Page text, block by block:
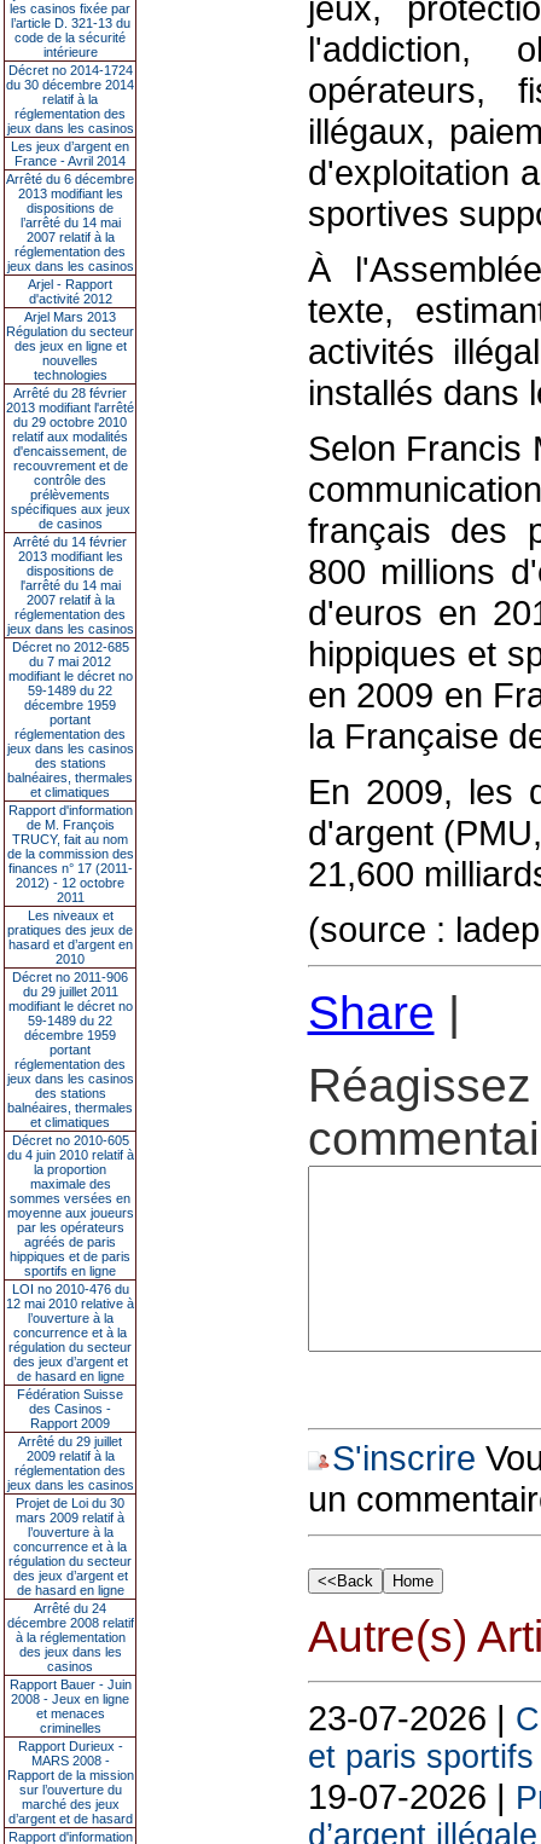
les casinos fixée par
l’article D. 321-13 du
code de la sécurité
intérieure
Décret no 2014-1724
du 30 décembre 2014
relatif à la
réglementation des
jeux dans les casinos
Les jeux d’argent en
France - Avril 2014
Arrêté du 6 décembre
2013 modifiant les
dispositions de
l’arrêté du 14 mai
2007 relatif à la
réglementation des
jeux dans les casinos
Arjel - Rapport
d'activité 2012
Arjel Mars 2013
Régulation du secteur
des jeux en ligne et
nouvelles
technologies
Arrêté du 28 février
2013 modifiant l'arrêté
du 29 octobre 2010
relatif aux modalités
d'encaissement, de
recouvrement et de
contrôle des
prélèvements
spécifiques aux jeux
de casinos
Arrêté du 14 février
2013 modifiant les
dispositions de
l'arrêté du 14 mai
2007 relatif à la
réglementation des
jeux dans les casinos
Décret no 2012-685
du 7 mai 2012
modifiant le décret no
59-1489 du 22
décembre 1959
portant
réglementation des
jeux dans les casinos
des stations
balnéaires, thermales
et climatiques
Rapport d'information
de M. François
TRUCY, fait au nom
de la commission des
finances n° 17 (2011-
2012) - 12 octobre
2011
Les niveaux et
pratiques des jeux de
hasard et d’argent en
2010
Décret no 2011-906
du 29 juillet 2011
modifiant le décret no
59-1489 du 22
décembre 1959
portant
réglementation des
jeux dans les casinos
des stations
balnéaires, thermales
et climatiques
Décret no 2010-605
du 4 juin 2010 relatif à
la proportion
maximale des
sommes versées en
moyenne aux joueurs
par les opérateurs
agréés de paris
hippiques et de paris
sportifs en ligne
LOI no 2010-476 du
12 mai 2010 relative à
l’ouverture à la
concurrence et à la
régulation du secteur
des jeux d’argent et
de hasard en ligne
Fédération Suisse
des Casinos -
Rapport 2009
Arrêté du 29 juillet
2009 relatif à la
réglementation des
jeux dans les casinos
Projet de Loi du 30
mars 2009 relatif à
l’ouverture à la
concurrence et à la
régulation du secteur
des jeux d’argent et
de hasard en ligne
Arrêté du 24
décembre 2008 relatif
à la réglementation
des jeux dans les
casinos
Rapport Bauer - Juin
2008 - Jeux en ligne
et menaces
criminelles
Rapport Durieux -
MARS 2008 -
Rapport de la mission
sur l’ouverture du
marché des jeux
d’argent et de hasard
Rapport d'information
l'addiction,
opérateurs,
illégaux,
d'exploitation
sportives
À
texte,
activités
installés dans
Selon Francis
français des
800 millions
d'euros en
hippiques et
en 2009 en
la Française
En 2009, les
d'argent
21,600
(source :
Share |
S'inscrire
un
Autre(s)
23-07-2026 |
et paris
19-07-2026 |
d’argent